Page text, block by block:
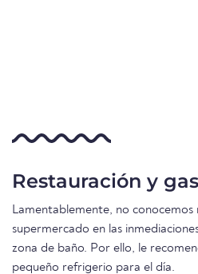
Restauración y
Lamentablemente, no
supermercado en las
zona de baño. Por ello, le
pequeño refrigerio para el día.